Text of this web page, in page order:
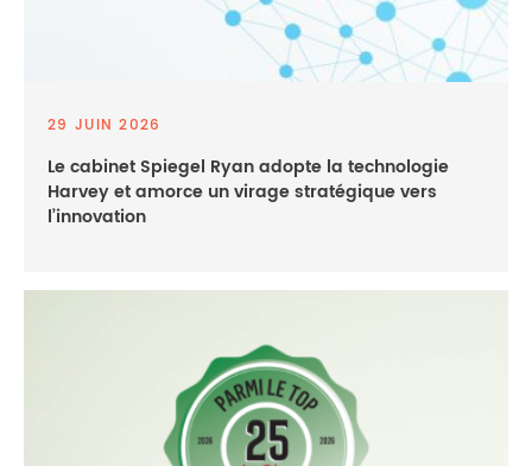
29 JUIN 2026
Le cabinet Spiegel Ryan adopte la technologie
Harvey et amorce un virage stratégique vers
l’innovation